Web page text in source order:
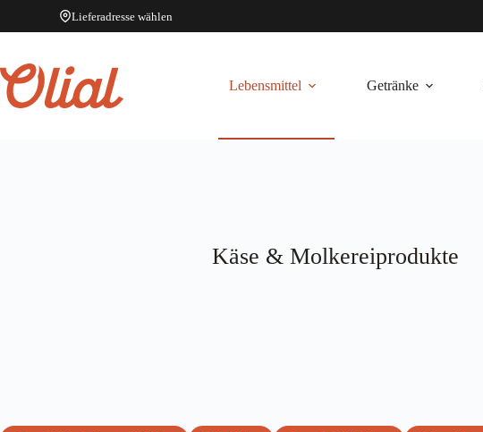
Lieferadresse wählen
springen
Lebensmittel
Getränke
Käse & Molkereiprodukte